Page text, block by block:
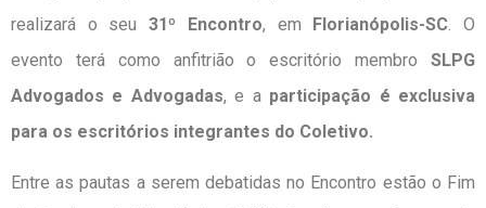
realizará o seu31º Encontro, em Florianópolis-SC . O
evento terá como anfitrião o escritório membro SLPG
Advogados e Advogadas, e a participação é exclusiva
para os escritórios integrantes do Coletivo.
Entre as pautas a serem debatidas no Encontro estão o Fim